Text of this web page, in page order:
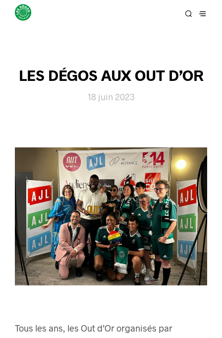
LES DÉGOS AUX OUT D’OR
18 juin 2023
Tous les ans, les Out d’Or organisés par